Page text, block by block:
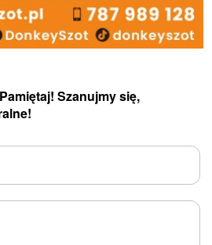
Szanujmy się,